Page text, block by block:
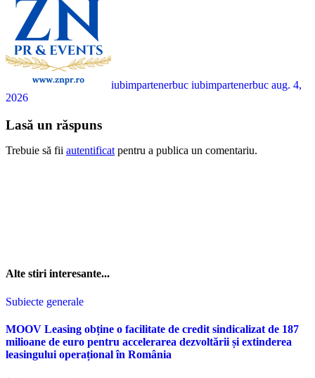
iubimpartenerbuc iubimpartenerbuc aug. 4,
2026
Lasă un răspuns
Trebuie să fii autentificat pentru a publica un comentariu.
Alte stiri interesante...
Subiecte generale
MOOV Leasing obține o facilitate de credit sindicalizat de 187
milioane de euro pentru accelerarea dezvoltării și extinderea
leasingului operațional în România